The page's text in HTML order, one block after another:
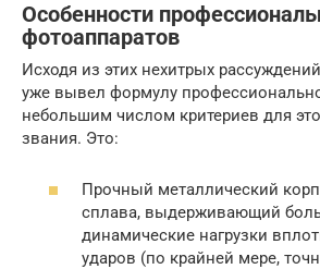
Особенности
фотоаппаратов
Исходя из этих нехитрых
уже вывел формулу
небольшим числом критериев для
звания. Это:
Прочный металлический
сплава, выдерживающий
динамические нагрузки
ударов (по крайней мере,